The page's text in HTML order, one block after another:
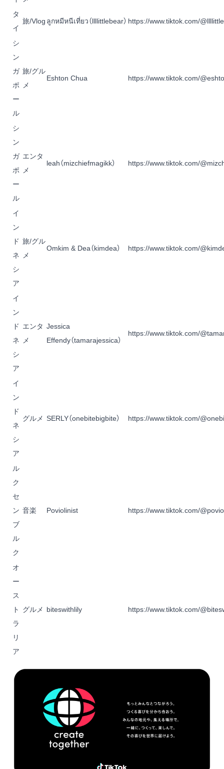
タ
イ
旅/Vlog ลูกหมีหนีเที่ยว（llllittlebear） https://www.tiktok.com/
シ
ン
ガ
ポ
ー
ル
旅/グル
メ
Eshton Chua https://www.tiktok.com/
シ
ン
ガ
ポ
ー
ル
エンタ
メ
leah（mizchiefmagikk） https://www.tiktok.com/
イ
ン
ド
ネ
シ
ア
旅/グル
メ
Omkim & Dea（kimdea） https://www.tiktok.com/
イ
ン
ド
ネ
シ
ア
エンタ
メ
Jessica
Effendy（tamarajessica）
https://www.tiktok.com/
イ
ン
ド
ネ
シ
ア
グルメ SERLY（onebitebigbite） https://www.tiktok.com/
ル
ク
セ
ン
ブ
ル
ク
音楽 Poviolinist https://www.tiktok.com/
オ
ー
ス
ト
ラ
リ
ア
グルメ biteswithlily https://www.tiktok.com/